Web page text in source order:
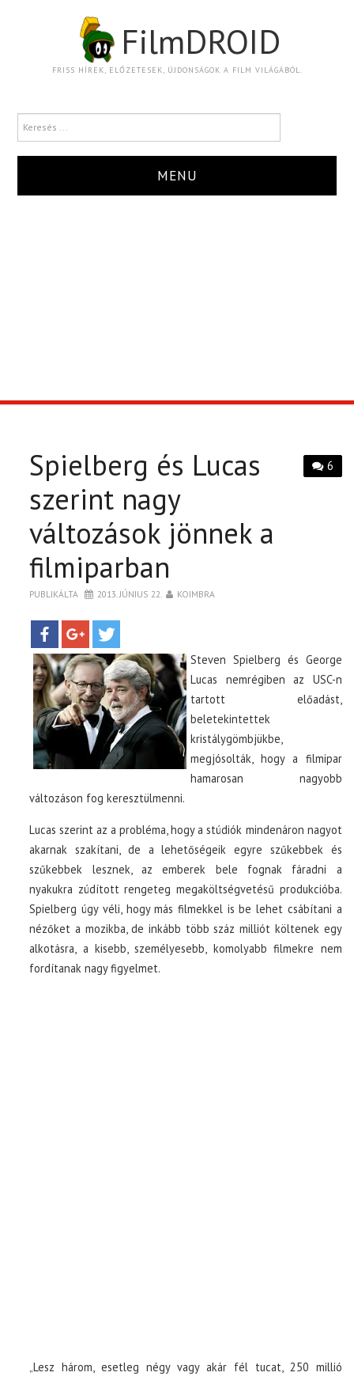
FilmDROID
FRISS HÍREK, ELŐZETESEK, ÚJDONSÁGOK A FILM VILÁGÁBÓL.
MENU
CIKK
PÓLÓ RENDELÉS
6
Spielberg és Lucas
szerint nagy
változások jönnek a
filmiparban
PUBLIKÁLTA 2013. JÚNIUS 22. KOIMBRA
Steven Spielberg és George
Lucas nemrégiben az USC-n
tartott előadást,
beletekintettek
kristálygömbjükbe,
megjósolták, hogy a filmipar
hamarosan nagyobb
változáson fog keresztülmenni.
Lucas szerint az a probléma, hogy a stúdiók mindenáron nagyot
akarnak szakítani, de a lehetőségeik egyre szűkebbek és
szűkebbek lesznek, az emberek bele fognak fáradni a
nyakukra zúdított rengeteg megaköltségvetésű produkcióba.
Spielberg úgy véli, hogy más filmekkel is be lehet csábítani a
nézőket a mozikba, de inkább több száz milliót költenek egy
alkotásra, a kisebb, személyesebb, komolyabb filmekre nem
fordítanak nagy figyelmet.
„Lesz három, esetleg négy vagy akár fél tucat, 250 millió